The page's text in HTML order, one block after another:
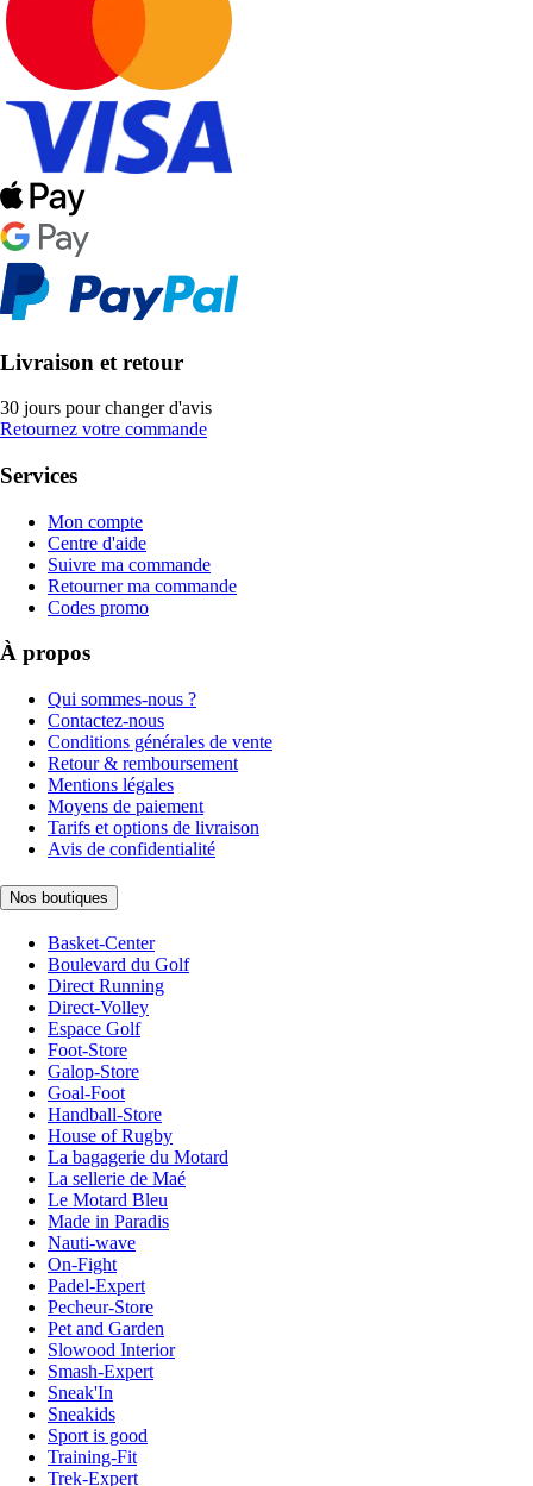
Livraison et retour
30 jours pour changer d'avis
Retournez votre commande
Services
Mon compte
Centre d'aide
Suivre ma commande
Retourner ma commande
Codes promo
À propos
Qui sommes-nous ?
Contactez-nous
Conditions générales de vente
Retour & remboursement
Mentions légales
Moyens de paiement
Tarifs et options de livraison
Avis de confidentialité
Nos boutiques
Basket-Center
Boulevard du Golf
Direct Running
Direct-Volley
Espace Golf
Foot-Store
Galop-Store
Goal-Foot
Handball-Store
House of Rugby
La bagagerie du Motard
La sellerie de Maé
Le Motard Bleu
Made in Paradis
Nauti-wave
On-Fight
Padel-Expert
Pecheur-Store
Pet and Garden
Slowood Interior
Smash-Expert
Sneak'In
Sneakids
Sport is good
Training-Fit
Trek-Expert